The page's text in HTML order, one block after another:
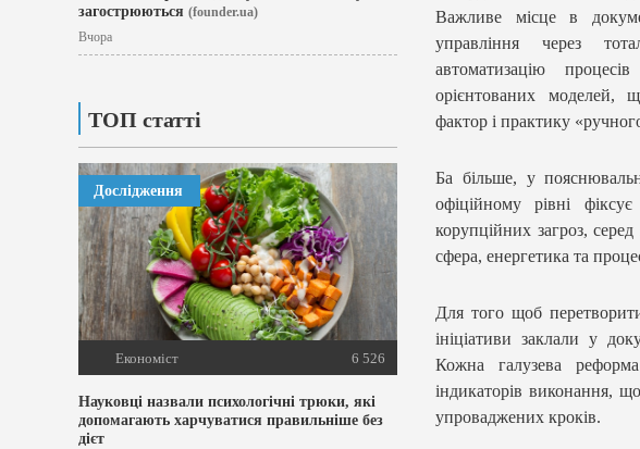
загострюються (founder.ua)
Вчора
ТОП статті
Дослідження
Економіст 6 526
Науковці назвали психологічні трюки, які
допомагають харчуватися правильніше без
дієт
Важливе місце в
управління через
автоматизацію
орієнтованих моделей,
фактор і практику
Ба більше, у
офіційному рівні
корупційних загроз,
сфера, енергетика та
Для того щоб
ініціативи заклали у
Кожна галузева
індикаторів виконання,
упроваджених кроків.